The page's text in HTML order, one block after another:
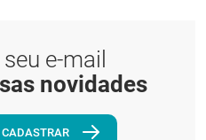
e-mail
novidades
CADASTRAR